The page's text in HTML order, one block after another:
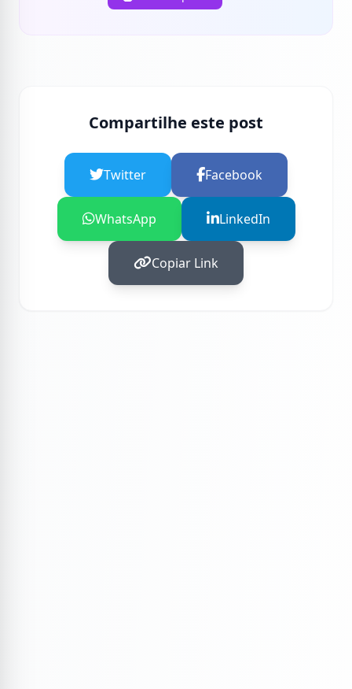
Compartilhe este post
Twitter Facebook
WhatsApp LinkedIn
Copiar Link